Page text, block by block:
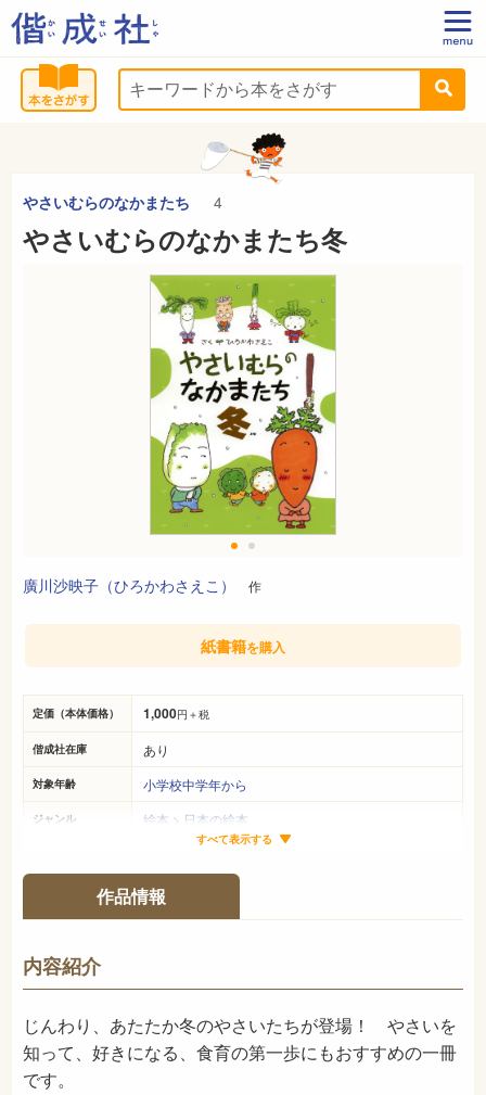
やさいむらのなかまたち 4
やさいむらのなかまたち冬
廣川沙映子（ひろかわさえこ） 作
定価（本体価格） 1,000円＋税
偕成社在庫 あり
対象年齢 小学校中学年から
ジャンル 絵本 > 日本の絵本
39ページ
ISBN 978-4-03-436140-5
NDC
発売日 2010年11月
すべて表示する
紙書籍を購入
作品情報
内容紹介
じんわり、あたたか冬のやさいたちが登場！ やさいを
知って、好きになる、食育の第一歩にもおすすめの一冊
です。